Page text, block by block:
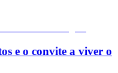
e o convite a viver o